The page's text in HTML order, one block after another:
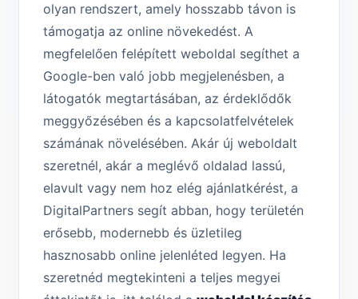
olyan rendszert, amely hosszabb távon is
támogatja az online növekedést. A
megfelelően felépített weboldal segíthet a
Google-ben való jobb megjelenésben, a
látogatók megtartásában, az érdeklődők
meggyőzésében és a kapcsolatfelvételek
számának növelésében. Akár új weboldalt
szeretnél, akár a meglévő oldalad lassú,
elavult vagy nem hoz elég ajánlatkérést, a
DigitalPartners segít abban, hogy területén
erősebb, modernebb és üzletileg
hasznosabb online jelenléted legyen. Ha
szeretnéd megtekinteni a teljes megyei